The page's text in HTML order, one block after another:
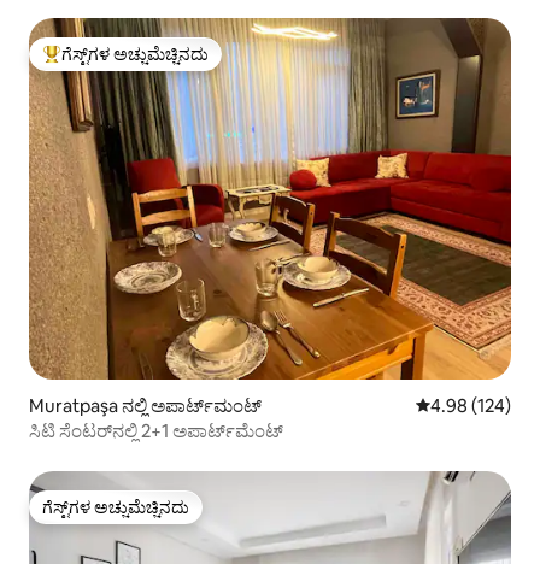
ಗೆಸ್ಟ್‌ಗಳಿಗೆ ಅತಿ ಹೆಚ್ಚು ಅಚ್ಚುಮೆಚ್ಚಿನದು
ಗೆಸ್ಟ್‌ಗಳ ಅಚ್ಚುಮೆಚ್ಚಿನದು
Muratpaşa ನಲ್ಲಿ ಅಪಾರ್ಟ್‌ಮಂಟ್ 5 ರಲ್ಲಿ 4.98
4.98 (124)
ಸಿಟಿ ಸೆಂಟರ್‌ನಲ್ಲಿ 2+1 ಅಪಾರ್ಟ್‌ಮೆಂಟ್
ಗೆಸ್ಟ್‌ಗಳ ಅಚ್ಚುಮೆಚ್ಚಿನದು
ಗೆಸ್ಟ್‌ಗಳ ಅಚ್ಚುಮೆಚ್ಚಿನದು